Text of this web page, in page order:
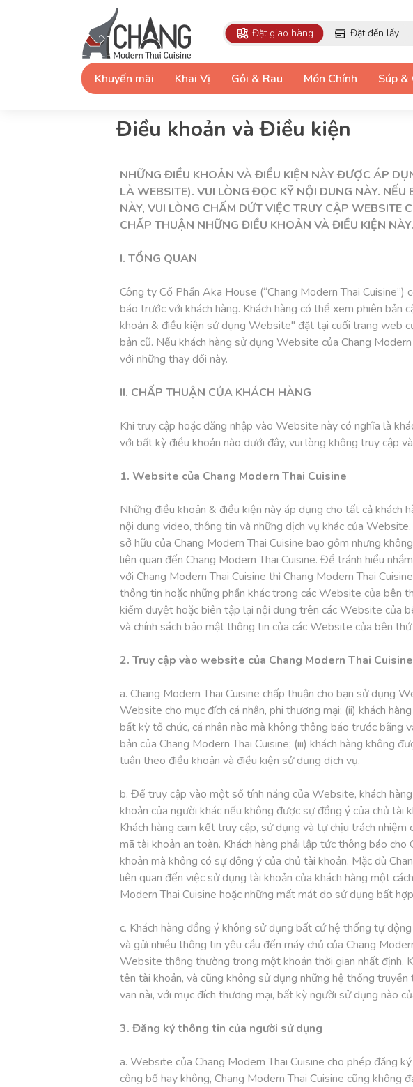
Đặt giao hàng Đặt đến lấy
Khuyến mãi Khai Vị Gỏi & Rau Món Chính Súp &
Điều khoản và Điều kiện
NHỮNG ĐIỀU KHOẢN VÀ ĐIỀU KIỆN NÀY ĐƯỢC ÁP
LÀ WEBSITE). VUI LÒNG ĐỌC KỸ NỘI DUNG NÀY.
NÀY, VUI LÒNG CHẤM DỨT VIỆC TRUY CẬP
CHẤP THUẬN NHỮNG ĐIỀU KHOẢN VÀ ĐIỀU KIỆN NÀY.
I. TỔNG QUAN
Công ty Cổ Phần Aka House (“Chang Modern Thai
báo trước với khách hàng. Khách hàng có thể xem phiên bản
khoản & điều kiện sử dụng Website" đặt tại cuối trang web
bản cũ. Nếu khách hàng sử dụng Website của Chang
với những thay đổi này.
II. CHẤP THUẬN CỦA KHÁCH HÀNG
Khi truy cập hoặc đăng nhập vào Website này có nghĩa là
với bất kỳ điều khoản nào dưới đây, vui lòng không truy cập
1. Website của Chang Modern Thai Cuisine
Những điều khoản & điều kiện này áp dụng cho tất cả khách
nội dung video, thông tin và những dịch vụ khác của
sở hữu của Chang Modern Thai Cuisine bao gồm nhưng
liên quan đến Chang Modern Thai Cuisine. Để tránh hiểu
với Chang Modern Thai Cuisine thì Chang Modern Thai
thông tin hoặc những phần khác trong các Website của bên
kiểm duyệt hoặc biên tập lại nội dung trên các Website của
và chính sách bảo mật thông tin của các Website của bên
2. Truy cập vào website của Chang Modern Thai
a. Chang Modern Thai Cuisine chấp thuận cho bạn sử dụng
Website cho mục đích cá nhân, phi thương mại; (ii) khách
bất kỳ tổ chức, cá nhân nào mà không thông báo trước bằng
bản của Chang Modern Thai Cuisine; (iii) khách hàng không
tuân theo điều khoản và điều kiện sử dụng dịch vụ.
b. Để truy cập vào một số tính năng của Website, khách
khoản của người khác nếu không được sự đồng ý của chủ tài
Khách hàng cam kết truy cập, sử dụng và tự chịu trách
mã tài khoản an toàn. Khách hàng phải lập tức thông báo
khoản mà không có sự đồng ý của chủ tài khoản. Mặc dù
liên quan đến việc sử dụng tài khoản của khách hàng một
Modern Thai Cuisine hoặc những mất mát do sử dụng bất
c. Khách hàng đồng ý không sử dụng bất cứ hệ thống tự
và gửi nhiều thông tin yêu cầu đến máy chủ của Chang
Website thông thường trong một khoản thời gian nhất định.
tên tài khoản, và cũng không sử dụng những hệ thống
van nài, với mục đích thương mại, bất kỳ người sử dụng nào
3. Đăng ký thông tin của người sử dụng
a. Website của Chang Modern Thai Cuisine cho phép đăng
công bố hay không, Chang Modern Thai Cuisine cũng không